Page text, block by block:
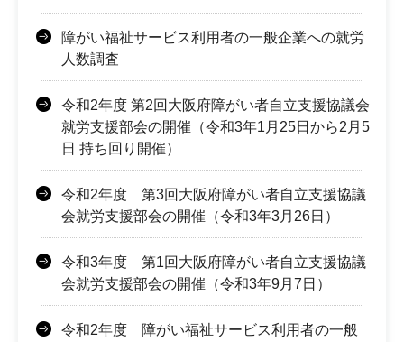
障がい福祉サービス利用者の一般企業への就労
人数調査
令和2年度 第2回大阪府障がい者自立支援協議会
就労支援部会の開催（令和3年1月25日から2月5
日 持ち回り開催）
令和2年度 第3回大阪府障がい者自立支援協議
会就労支援部会の開催（令和3年3月26日）
令和3年度 第1回大阪府障がい者自立支援協議
会就労支援部会の開催（令和3年9月7日）
令和2年度 障がい福祉サービス利用者の一般